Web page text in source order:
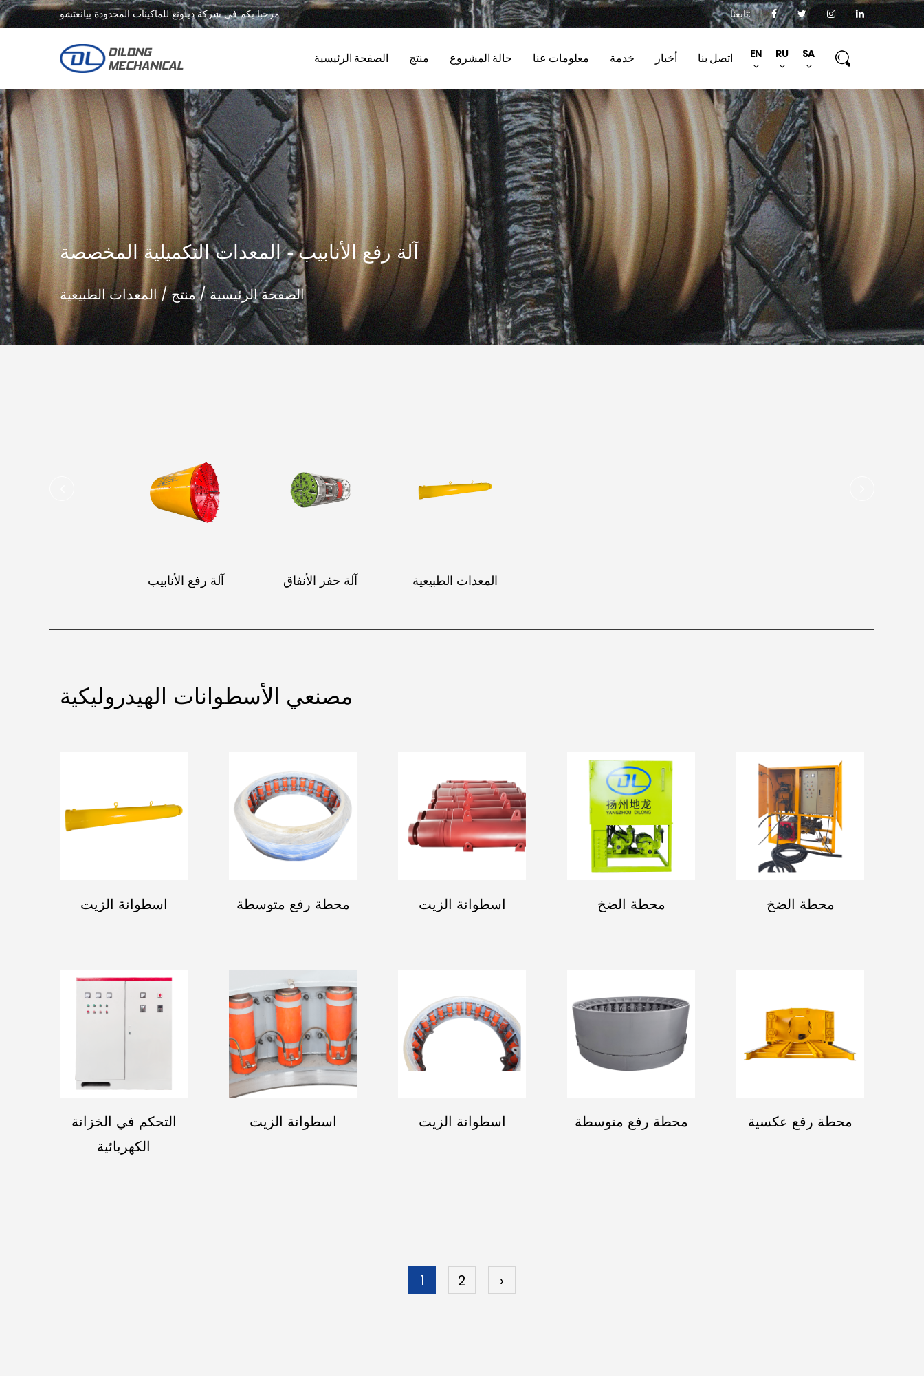
مرحبا بكم في شركة ديلونغ للماكينات المحدودة بيانغتشو تابعنا:
الصفحة الرئيسية منتج حالة المشروع معلومات عنا خدمة أخبار اتصل بنا EN RU SA
آلة رفع الأنابيب - المعدات التكميلية المخصصة
الصفحة الرئيسية/منتج/المعدات الطبيعية
آلة رفع الأنابيب آلة حفر الأنفاق المعدات الطبيعية
مصنعي الأسطوانات الهيدروليكية
اسطوانة الزيت محطة رفع متوسطة اسطوانة الزيت محطة الضخ محطة الضخ
التحكم في الخزانة
الكهربائية
اسطوانة الزيت اسطوانة الزيت محطة رفع متوسطة محطة رفع عكسية
1 2 ›